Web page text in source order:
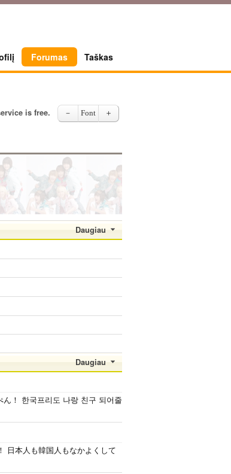
Forumas Taškas
is free. － Font ＋
Daugiau
Daugiau
ん！ 한국프리도 나랑 친구 되어줄
日本人も韓国人もなかよくして